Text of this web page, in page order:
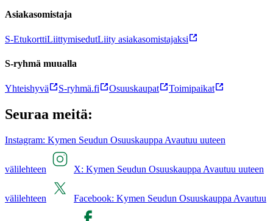
Asiakasomistaja
S-EtukorttiLiittymisedutLiity asiakasomistajaksi
S-ryhmä muualla
Yhteishyvä S-ryhmä.fi Osuuskaupat Toimipaikat
Seuraa meitä:
Instagram: Kymen Seudun Osuuskauppa Avautuu uuteen
välilehteen X: Kymen Seudun Osuuskauppa Avautuu uuteen
välilehteen Facebook: Kymen Seudun Osuuskauppa Avautuu